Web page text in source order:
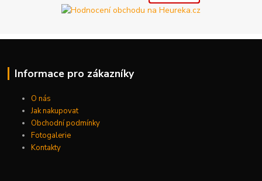
Informace pro zákazníky
O nás
Jak nakupovat
Obchodní podmínky
Fotogalerie
Kontakty